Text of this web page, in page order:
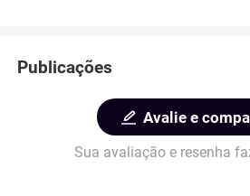
Publicações
Avalie e
Sua avaliação e resenha